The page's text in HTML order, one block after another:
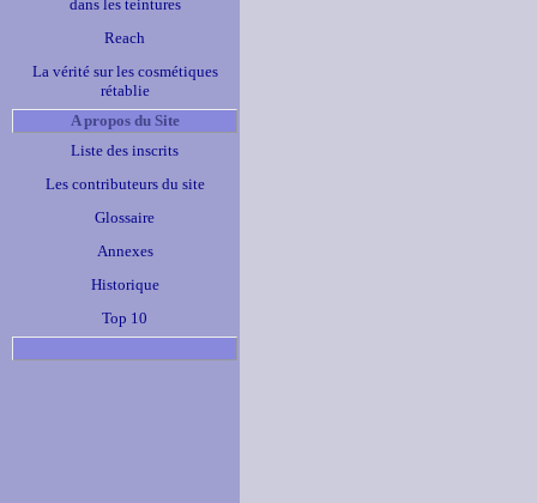
dans les teintures
Reach
La vérité sur les cosmétiques
rétablie
A propos du Site
Liste des inscrits
Les contributeurs du site
Glossaire
Annexes
Historique
Top 10